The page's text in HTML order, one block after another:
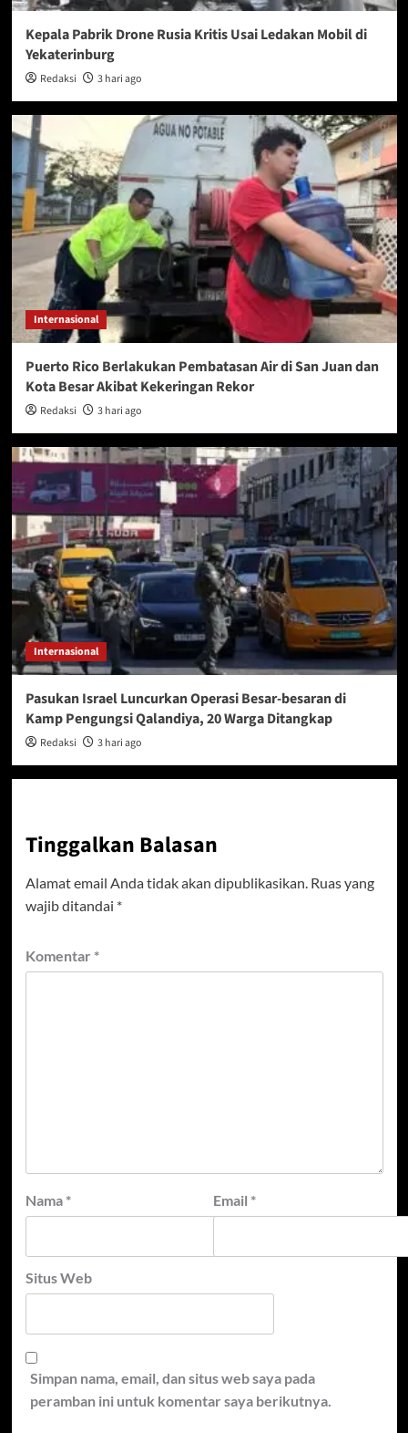
Kepala Pabrik Drone Rusia Kritis Usai Ledakan Mobil di
Yekaterinburg
Redaksi 3 hari ago
Internasional
Puerto Rico Berlakukan Pembatasan Air di San Juan dan
Kota Besar Akibat Kekeringan Rekor
Redaksi 3 hari ago
Internasional
Pasukan Israel Luncurkan Operasi Besar-besaran di
Kamp Pengungsi Qalandiya, 20 Warga Ditangkap
Redaksi 3 hari ago
Tinggalkan Balasan
Alamat email Anda tidak akan dipublikasikan. Ruas yang
wajib ditandai *
Komentar *
Nama * Email *
Situs Web
Simpan nama, email, dan situs web saya pada
peramban ini untuk komentar saya berikutnya.